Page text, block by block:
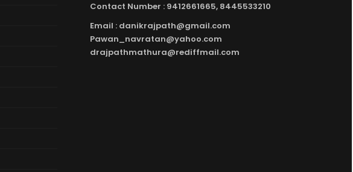
Contact Number : 9412661665, 8445533210
Email : danikrajpath@gmail.com
Pawan_navratan@yahoo.com
drajpathmathura@rediffmail.com